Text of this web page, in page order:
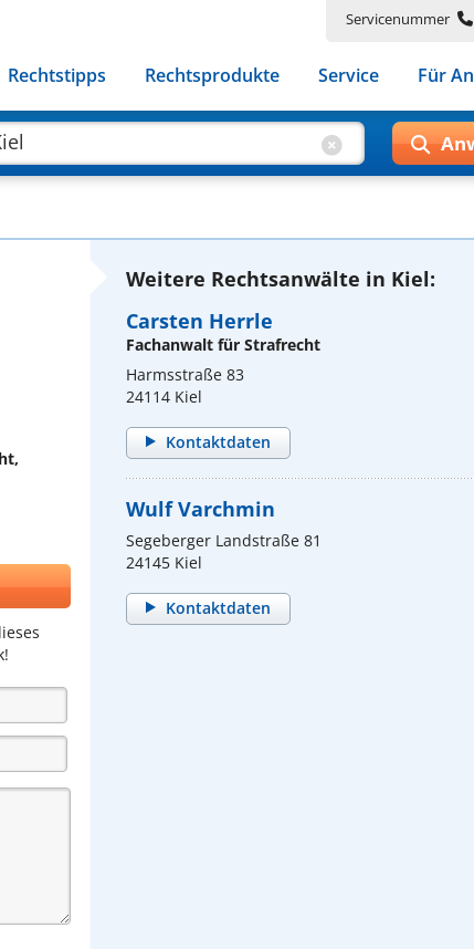
Servicenummer
Rechtstipps Rechtsprodukte Service Für
Weitere Rechtsanwälte in Kiel:
Carsten Herrle
Fachanwalt für Strafrecht
Harmsstraße 83
24114 Kiel
Kontaktdaten
Wulf Varchmin
Segeberger Landstraße 81
24145 Kiel
Kontaktdaten